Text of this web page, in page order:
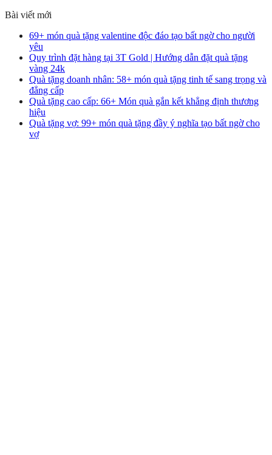
Bài viết mới
69+ món quà tặng valentine độc đáo tạo bất ngờ cho người
yêu
Quy trình đặt hàng tại 3T Gold | Hướng dẫn đặt quà tặng
vàng 24k
Quà tặng doanh nhân: 58+ món quà tặng tinh tế sang trọng và
đẳng cấp
Quà tặng cao cấp: 66+ Món quà gắn kết khẳng định thương
hiệu
Quà tặng vợ: 99+ món quà tặng đầy ý nghĩa tạo bất ngờ cho
vợ